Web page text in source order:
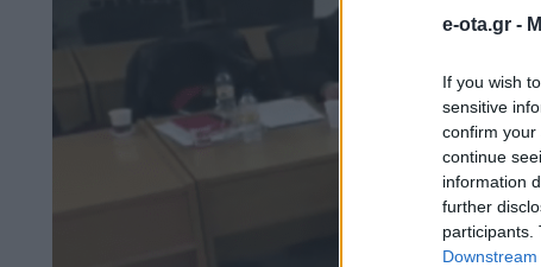
e-ota.gr -
If you wish
sensitive
confirm your
continue
information
further
participants.